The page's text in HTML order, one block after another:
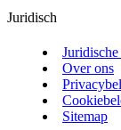
Juridisch
Over ons
Sitemap